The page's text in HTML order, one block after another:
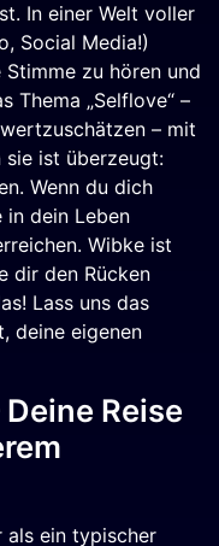
In einer Welt voller
Social Media!)
zu hören und
Thema „Selflove“ –
– mit
sie ist überzeugt:
Wenn du dich
in dein Leben
Wibke ist
dir den Rücken
Lass uns das
deine eigenen
Reise
als ein typischer